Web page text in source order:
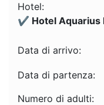
Hotel:
✔️ Hotel Aquarius
Data di arrivo:
Data di partenza:
Numero di adulti: